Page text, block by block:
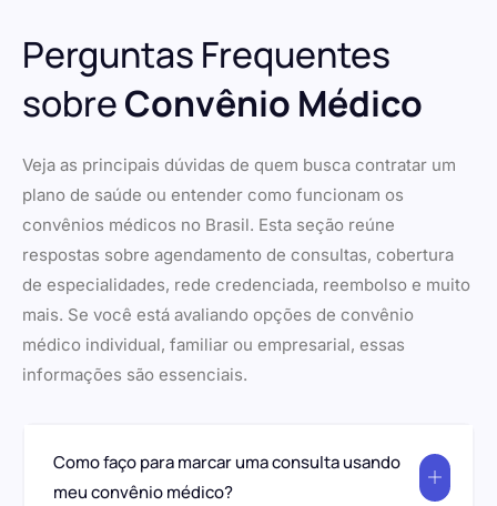
Perguntas Frequentes
sobreConvênio Médico
Veja as principais dúvidas de quem busca contratar um
plano de saúde ou entender como funcionam os
convênios médicos no Brasil. Esta seção reúne
respostas sobre agendamento de consultas, cobertura
de especialidades, rede credenciada, reembolso e muito
mais. Se você está avaliando opções de convênio
médico individual, familiar ou empresarial, essas
informações são essenciais.
Como faço para marcar uma consulta usando
meu convênio médico?